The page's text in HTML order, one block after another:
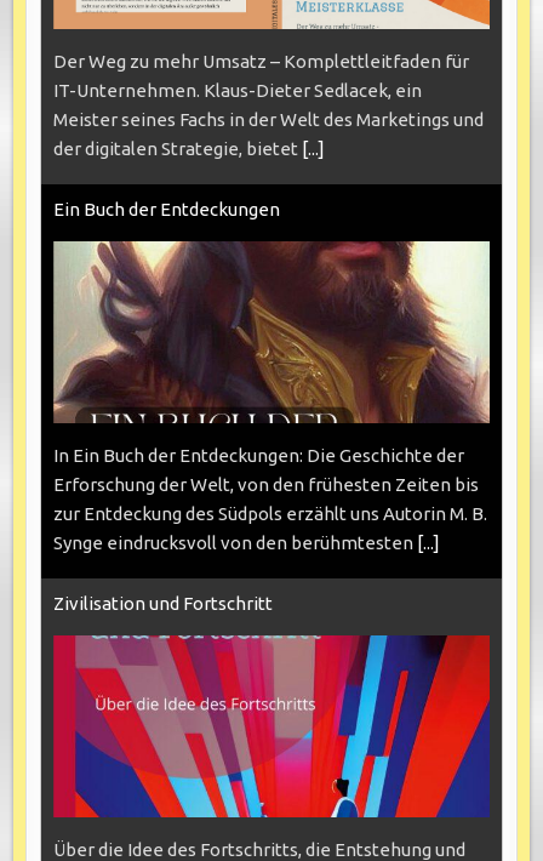
Der Weg zu mehr Umsatz – Komplettleitfaden für
IT-Unternehmen. Klaus-Dieter Sedlacek, ein
Meister seines Fachs in der Welt des Marketings und
der digitalen Strategie, bietet [...]
Ein Buch der Entdeckungen
In Ein Buch der Entdeckungen: Die Geschichte der
Erforschung der Welt, von den frühesten Zeiten bis
zur Entdeckung des Südpols erzählt uns Autorin M. B.
Synge eindrucksvoll von den berühmtesten [...]
Zivilisation und Fortschritt
Über die Idee des Fortschritts, die Entstehung und